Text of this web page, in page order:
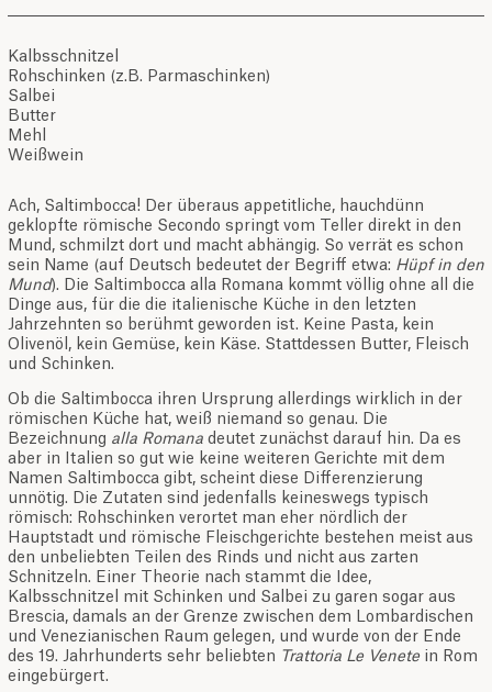
Kalbsschnitzel
Rohschinken (z.B. Parmaschinken)
Salbei
Butter
Mehl
Weißwein
Ach, Saltimbocca! Der überaus appetitliche, hauchdünn
geklopfte römische Secondo springt vom Teller direkt in den
Mund, schmilzt dort und macht abhängig. So verrät es schon
sein Name (auf Deutsch bedeutet der Begriff etwa: Hüpf in den
Mund). Die Saltimbocca alla Romana kommt völlig ohne all die
Dinge aus, für die die italienische Küche in den letzten
Jahrzehnten so berühmt geworden ist. Keine Pasta, kein
Olivenöl, kein Gemüse, kein Käse. Stattdessen Butter, Fleisch
und Schinken.
Ob die Saltimbocca ihren Ursprung allerdings wirklich in der
römischen Küche hat, weiß niemand so genau. Die
Bezeichnung alla Romana deutet zunächst darauf hin. Da es
aber in Italien so gut wie keine weiteren Gerichte mit dem
Namen Saltimbocca gibt, scheint diese Differenzierung
unnötig. Die Zutaten sind jedenfalls keineswegs typisch
römisch: Rohschinken verortet man eher nördlich der
Hauptstadt und römische Fleischgerichte bestehen meist aus
den unbeliebten Teilen des Rinds und nicht aus zarten
Schnitzeln. Einer Theorie nach stammt die Idee,
Kalbsschnitzel mit Schinken und Salbei zu garen sogar aus
Brescia, damals an der Grenze zwischen dem Lombardischen
und Venezianischen Raum gelegen, und wurde von der Ende
des 19. Jahrhunderts sehr beliebten
Trattoria Le Venetein Rom
eingebürgert.